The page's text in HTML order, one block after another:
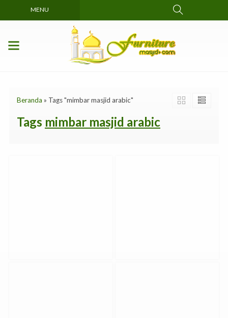
MENU
Beranda » Tags "mimbar masjid arabic"
Tags mimbar masjid arabic